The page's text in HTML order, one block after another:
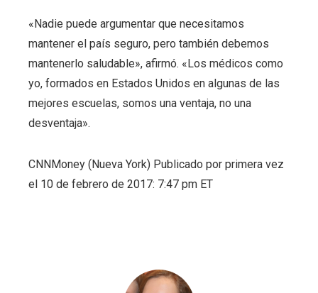
«Nadie puede argumentar que necesitamos
mantener el país seguro, pero también debemos
mantenerlo saludable», afirmó. «Los médicos como
yo, formados en Estados Unidos en algunas de las
mejores escuelas, somos una ventaja, no una
desventaja».
CNNMoney (Nueva York) Publicado por primera vez
el 10 de febrero de 2017: 7:47 pm ET